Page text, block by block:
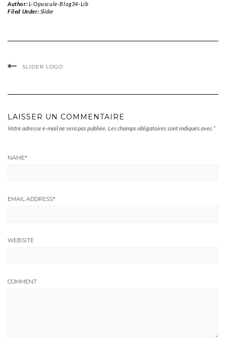
Author:L-Opuscule-Blog34-Lib
Filed Under:Slider
SLIDER LOGO
LAISSER UN COMMENTAIRE
Votre adresse e-mail ne sera pas publiée. Les champs obligatoires sont indiqués avec *
NAME*
EMAIL ADDRESS*
WEBSITE
COMMENT